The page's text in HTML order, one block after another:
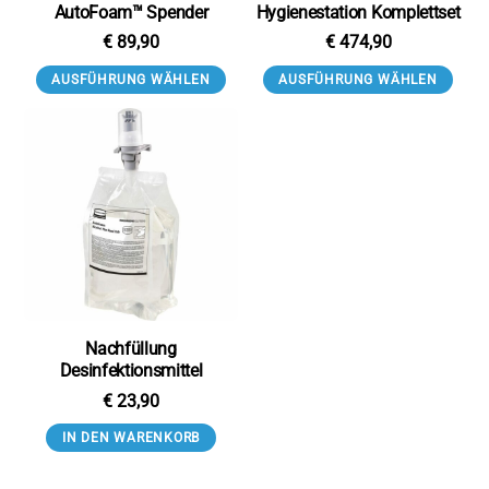
AutoFoam™ Spender
€89,90
AUSFÜHRUNG WÄHLEN
Hygienestation Komplettset
€474,90
AUSFÜHRUNG WÄHLEN
Nachfüllung
Desinfektionsmittel
€23,90
IN DEN WARENKORB